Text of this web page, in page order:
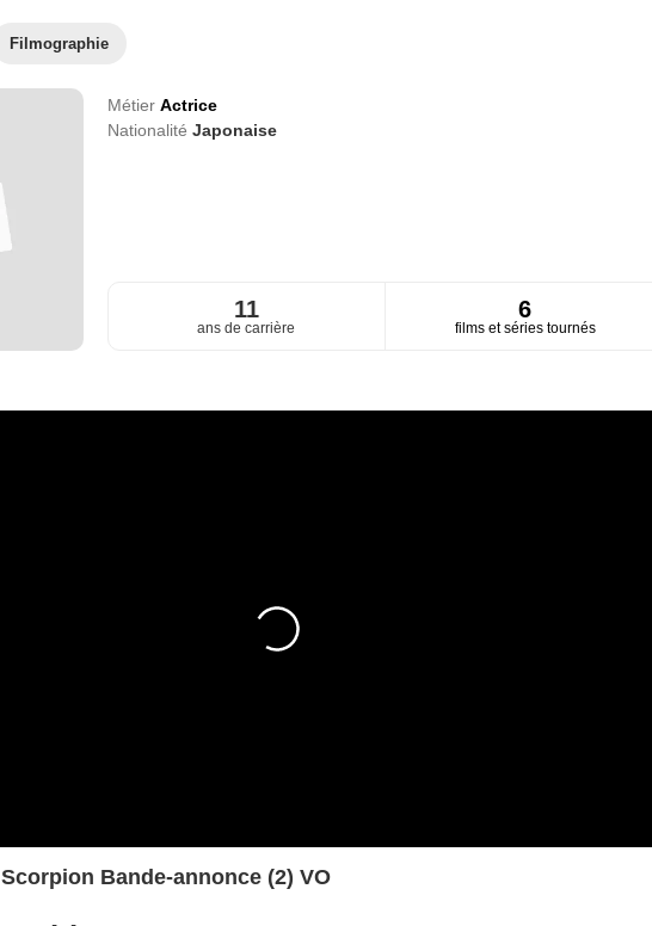
Filmographie
Métier Actrice
Nationalité Japonaise
11
ans de carrière
6
films et séries tournés
Bande-annonce (2) VO